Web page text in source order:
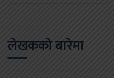
लेखकको बारेमा